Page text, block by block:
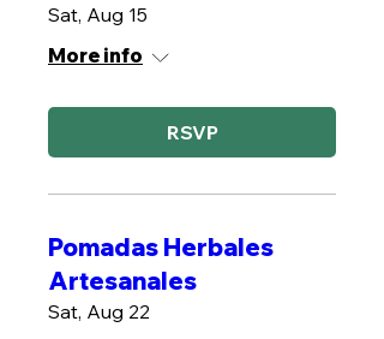
Sat, Aug 15
More info
RSVP
Pomadas Herbales
Artesanales
Sat, Aug 22